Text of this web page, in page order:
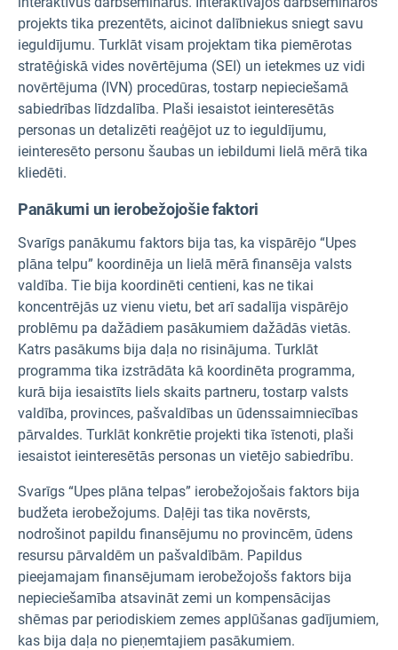
projekts tika prezentēts, aicinot dalībniekus sniegt savu
ieguldījumu. Turklāt visam projektam tika piemērotas
stratēģiskā vides novērtējuma (SEI) un ietekmes uz vidi
novērtējuma (IVN) procedūras, tostarp nepieciešamā
sabiedrības līdzdalība. Plaši iesaistot ieinteresētās
personas un detalizēti reaģējot uz to ieguldījumu,
ieinteresēto personu šaubas un iebildumi lielā mērā tika
kliedēti.
Panākumi un ierobežojošie faktori
Svarīgs panākumu faktors bija tas, ka vispārējo “Upes
plāna telpu” koordinēja un lielā mērā finansēja valsts
valdība. Tie bija koordinēti centieni, kas ne tikai
koncentrējās uz vienu vietu, bet arī sadalīja vispārējo
problēmu pa dažādiem pasākumiem dažādās vietās.
Katrs pasākums bija daļa no risinājuma. Turklāt
programma tika izstrādāta kā koordinēta programma,
kurā bija iesaistīts liels skaits partneru, tostarp valsts
valdība, provinces, pašvaldības un ūdenssaimniecības
pārvaldes. Turklāt konkrētie projekti tika īstenoti, plaši
iesaistot ieinteresētās personas un vietējo sabiedrību.
Svarīgs “Upes plāna telpas” ierobežojošais faktors bija
budžeta ierobežojums. Daļēji tas tika novērsts,
nodrošinot papildu finansējumu no provincēm, ūdens
resursu pārvaldēm un pašvaldībām. Papildus
pieejamajam finansējumam ierobežojošs faktors bija
nepieciešamība atsavināt zemi un kompensācijas
shēmas par periodiskiem zemes applūšanas gadījumiem,
kas bija daļa no pieņemtajiem pasākumiem.